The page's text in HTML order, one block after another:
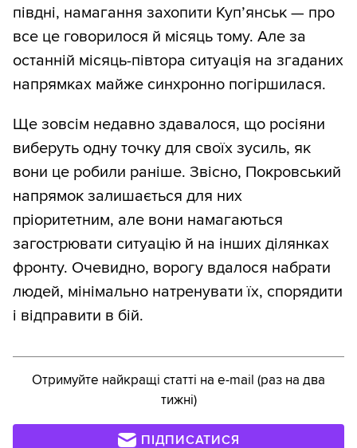
півдні, намагання захопити Куп’янськ — про
все це говорилося й місяць тому. Але за
останній місяць-півтора ситуація на згаданих
напрямках майже синхронно погіршилася.
Ще зовсім недавно здавалося, що росіяни
виберуть одну точку для своїх зусиль, як
вони це робили раніше. Звісно, Покровський
напрямок залишається для них
пріоритетним, але вони намагаються
загострювати ситуацію й на інших ділянках
фронту. Очевидно, ворогу вдалося набрати
людей, мінімально натренувати їх, спорядити
і відправити в бій.
Отримуйте найкращі статті на e-mail (раз на два
тижні)
ПІДПИСАТИСЯ